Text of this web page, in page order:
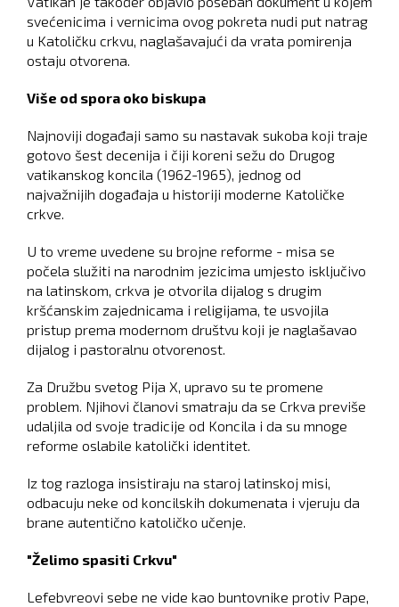
svećenicima i vernicima ovog pokreta nudi put natrag
u Katoličku crkvu, naglašavajući da vrata pomirenja
ostaju otvorena.
Više od spora oko biskupa
Najnoviji događaji samo su nastavak sukoba koji traje
gotovo šest decenija i čiji koreni sežu do Drugog
vatikanskog koncila (1962-1965), jednog od
najvažnijih događaja u historiji moderne Katoličke
crkve.
U to vreme uvedene su brojne reforme - misa se
počela služiti na narodnim jezicima umjesto isključivo
na latinskom, crkva je otvorila dijalog s drugim
kršćanskim zajednicama i religijama, te usvojila
pristup prema modernom društvu koji je naglašavao
dijalog i pastoralnu otvorenost.
Za Družbu svetog Pija X, upravo su te promene
problem. Njihovi članovi smatraju da se Crkva previše
udaljila od svoje tradicije od Koncila i da su mnoge
reforme oslabile katolički identitet.
Iz tog razloga insistiraju na staroj latinskoj misi,
odbacuju neke od koncilskih dokumenata i vjeruju da
brane autentično katoličko učenje.
"Želimo spasiti Crkvu"
Lefebvreovi sebe ne vide kao buntovnike protiv Pape,